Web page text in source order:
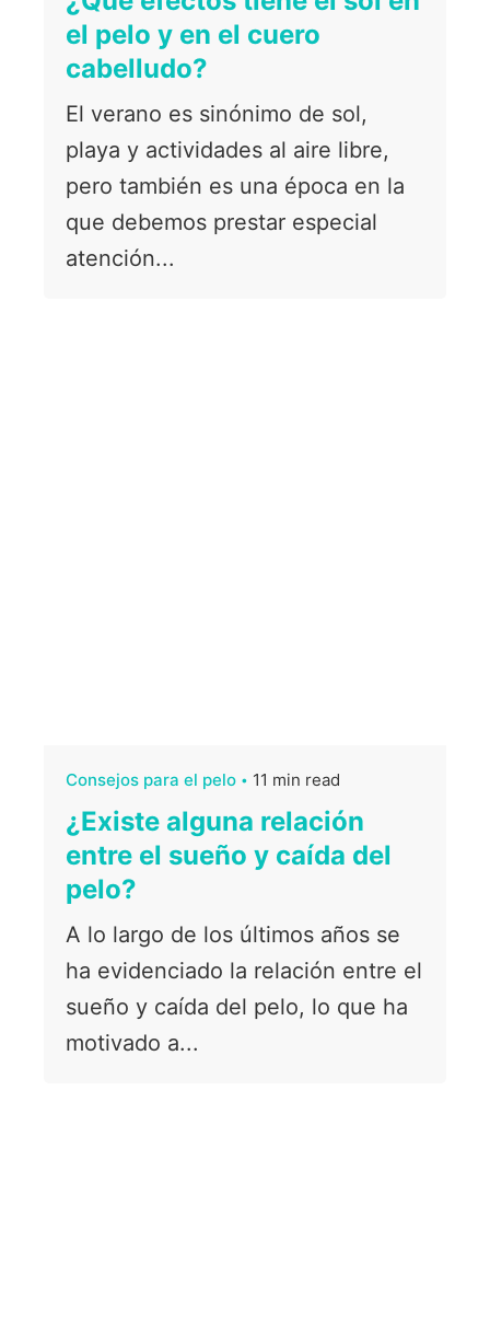
el pelo y en el cuero
cabelludo?
El verano es sinónimo de sol,
playa y actividades al aire libre,
pero también es una época en la
que debemos prestar especial
atención...
Consejos para el pelo 11 min read
¿Existe alguna relación
entre el sueño y caída del
pelo?
A lo largo de los últimos años se
ha evidenciado la relación entre el
sueño y caída del pelo, lo que ha
motivado a...